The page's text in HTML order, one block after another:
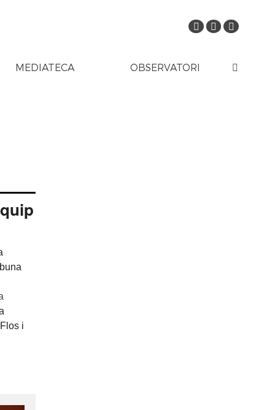
MEDIATECA OBSERVATORI
i